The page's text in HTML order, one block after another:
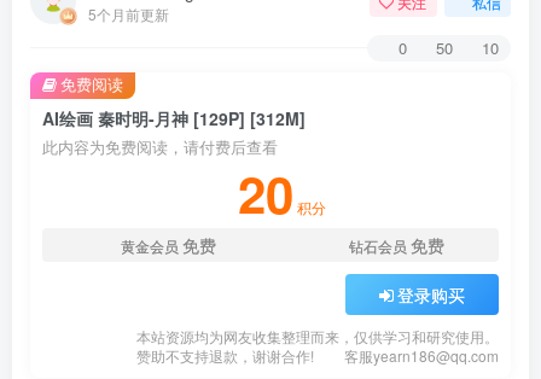
5个月前更新
0 50 10
AI绘画 秦时明-月神 [129P] [312M]
此内容为免费阅读，请付费后查看
20 积分
黄金会员 免费 钻石会员 免费
登录购买
本站资源均为网友收集整理而来，仅供学习和研究使用。
赞助不支持退款，谢谢合作!
客服yearn186@qq.com
免费阅读